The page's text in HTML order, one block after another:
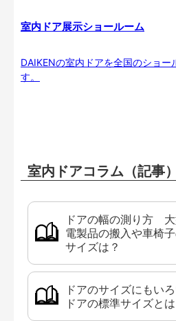
室内ドア展示ショールーム
DAIKENの室内ドアを全国のショー
す。
室内ドアコラム（記事）
ドアの幅の測り方
電製品の搬入や車椅
サイズは？
ドアのサイズにもい
ドアの標準サイズとは